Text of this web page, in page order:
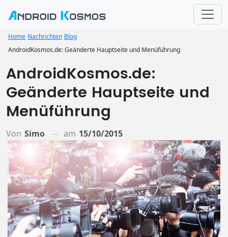
Home Nachrichten Blog
AndroidKosmos.de: Geänderte Hauptseite und Menüführung
AndroidKosmos.de:
Geänderte Hauptseite und
Menüführung
Von Simo am 15/10/2015